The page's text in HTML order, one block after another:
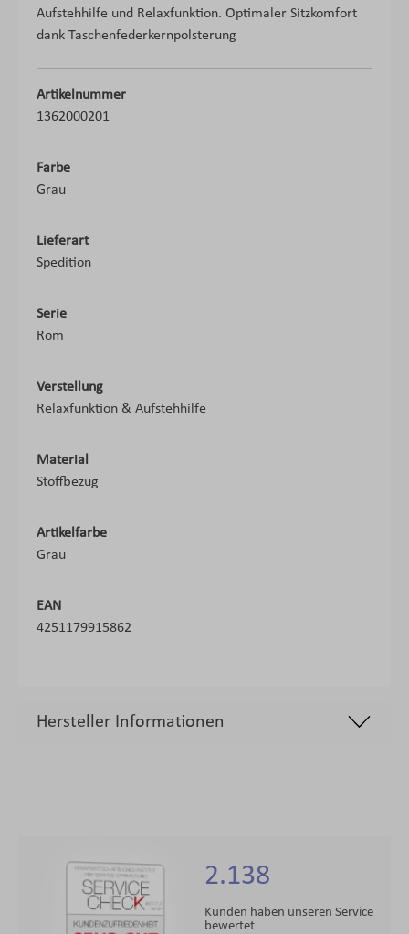
Aufstehhilfe und Relaxfunktion. Optimaler Sitzkomfort
dank Taschenfederkernpolsterung
Artikelnummer
1362000201
Farbe
Grau
Lieferart
Spedition
Serie
Rom
Verstellung
Relaxfunktion & Aufstehhilfe
Material
Stoffbezug
Artikelfarbe
Grau
EAN
4251179915862
Hersteller Informationen
2.138
Kunden haben unseren Service
bewertet